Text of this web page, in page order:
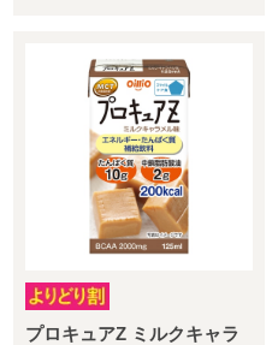
プロキュアZ ミルクキャラ